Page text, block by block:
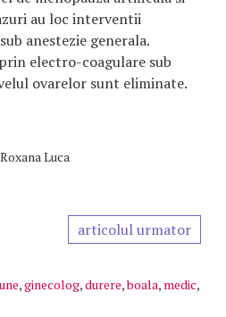
au loc interventii
anestezie generala.
electro-coagulare sub
ovarelor sunt eliminate.
Roxana Luca
articolul urmator
,ginecolog,durere,boala, medic,